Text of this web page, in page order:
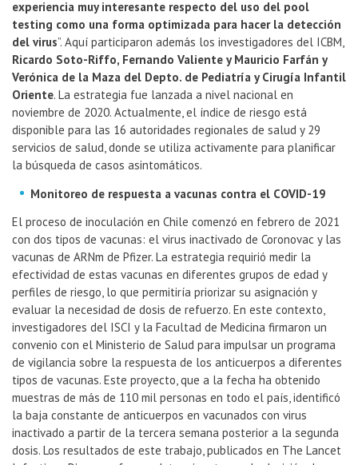
experiencia muy interesante respecto del uso del pool
testing como una forma optimizada para hacer la detección
del virus”. Aquí participaron además los investigadores del ICBM,
Ricardo Soto-Riffo, Fernando Valiente y Mauricio Farfán y
Verónica de la Maza del Depto. de Pediatría y Cirugía Infantil
Oriente. La estrategia fue lanzada a nivel nacional en
noviembre de 2020. Actualmente, el índice de riesgo está
disponible para las 16 autoridades regionales de salud y 29
servicios de salud, donde se utiliza activamente para planificar
la búsqueda de casos asintomáticos.
Monitoreo de respuesta a vacunas contra el COVID-19
El proceso de inoculación en Chile comenzó en febrero de 2021
con dos tipos de vacunas: el virus inactivado de Coronovac y las
vacunas de ARNm de Pfizer. La estrategia requirió medir la
efectividad de estas vacunas en diferentes grupos de edad y
perfiles de riesgo, lo que permitiría priorizar su asignación y
evaluar la necesidad de dosis de refuerzo. En este contexto,
investigadores del ISCI y la Facultad de Medicina firmaron un
convenio con el Ministerio de Salud para impulsar un programa
de vigilancia sobre la respuesta de los anticuerpos a diferentes
tipos de vacunas. Este proyecto, que a la fecha ha obtenido
muestras de más de 110 mil personas en todo el país, identificó
la baja constante de anticuerpos en vacunados con virus
inactivado a partir de la tercera semana posterior a la segunda
dosis. Los resultados de este trabajo, publicados en The Lancet